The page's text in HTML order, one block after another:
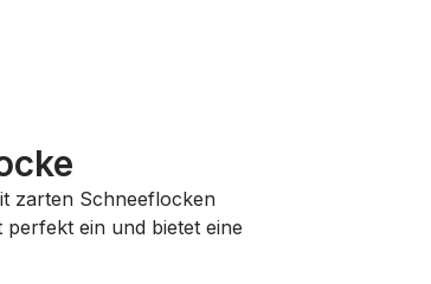
zarten Schneeflocken
ein und bietet eine